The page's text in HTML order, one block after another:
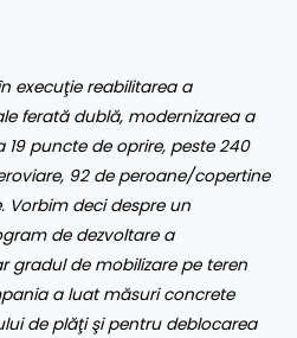
execuţie reabilitarea a
ferată dublă, modernizarea a
19 puncte de oprire, peste 240
92 de peroane/copertine
Vorbim deci despre un
de dezvoltare a
gradul de mobilizare pe teren
a luatmăsuri concrete
de plăţi şi pentru deblocarea